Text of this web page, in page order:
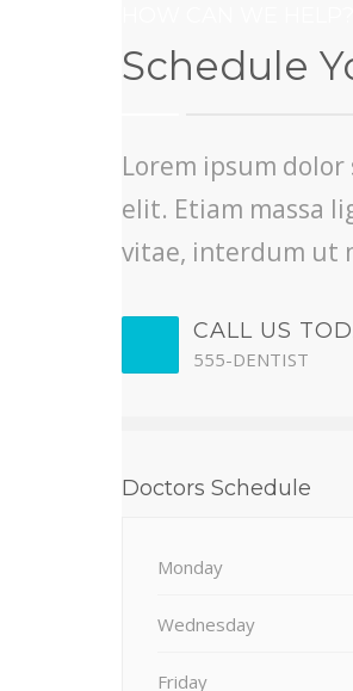
Schedule
Lorem ipsum
elit. Etiam massa
vitae, interdum ut
CALL US
555-DENTIST
Doctors Schedule
Monday
Wednesday
Friday